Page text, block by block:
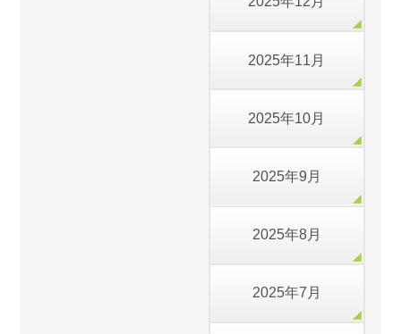
2025年11月
2025年10月
2025年9月
2025年8月
2025年7月